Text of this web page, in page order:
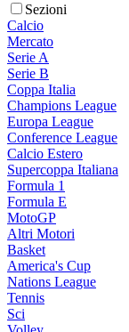
Sezioni
Calcio
Mercato
Serie A
Serie B
Coppa Italia
Champions League
Europa League
Conference League
Calcio Estero
Supercoppa Italiana
Formula 1
Formula E
MotoGP
Altri Motori
Basket
America's Cup
Nations League
Tennis
Sci